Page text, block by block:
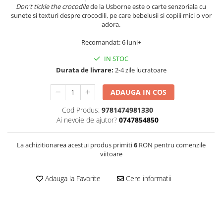
Don't tickle the crocodilede la Usborne este o carte senzoriala cu
sunete si texturi despre crocodili, pe care bebelusii si copiii mici o vor
adora.
Recomandat: 6 luni+
IN STOC
Durata de livrare: 2-4 zile lucratoare
ADAUGA IN COS
Cod Produs: 9781474981330
Ai nevoie de ajutor? 0747854850
La achizitionarea acestui produs primiti6RON pentru comenzile
viitoare
Adauga la Favorite Cere informatii